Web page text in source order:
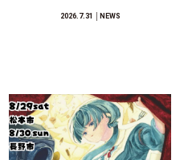
2026.7.31 │NEWS